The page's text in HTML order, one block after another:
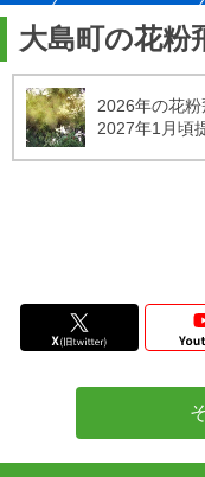
大島町の花粉
2026年の花
2027年1月頃